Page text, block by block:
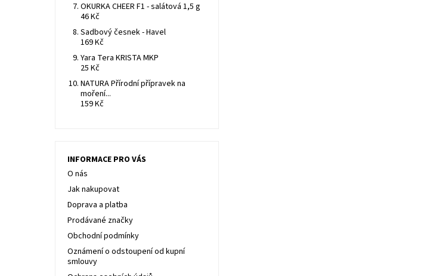
OKURKA CHEER F1 - salátová 1,5 g
46 Kč
Sadbový česnek - Havel
169 Kč
Yara Tera KRISTA MKP
25 Kč
NATURA Přírodní přípravek na
moření...
159 Kč
INFORMACE PRO VÁS
O nás
Jak nakupovat
Doprava a platba
Prodávané značky
Obchodní podmínky
Oznámení o odstoupení od kupní
smlouvy